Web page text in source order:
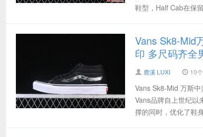
鞋型，Half Cab在保
Vans Sk8-Mid
印 多尺码齐全
鹿溪 LUXI 10
Vans Sk8-Mid 万斯
Vans品牌自上世纪以
撑的同时，优化了鞋